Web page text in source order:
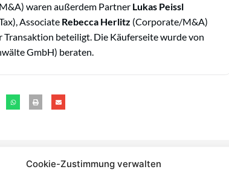
Cookie-Zustimmung verwalten
waren außerdem Partner Lukas Peissl
Associate Rebecca Herlitz (Corporate/M&A)
beteiligt. Die Käuferseite wurde von
GmbH) beraten.